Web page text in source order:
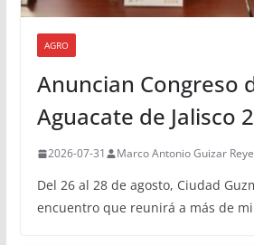
AGRO
Anuncian Congreso
Aguacate de Jalisco
2026-07-31 Marco Antonio Guizar
Del 26 al 28 de agosto, Ciudad
encuentro que reunirá a más de